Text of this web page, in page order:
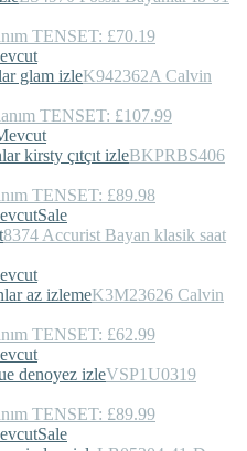
TENSET: £70.19
K942362A Calvin
TENSET: £107.99
BKPRBS406
TENSET: £89.98
Sale
8374 Accurist Bayan klasik saat
K3M23626 Calvin
TENSET: £62.99
VSP1U0319
TENSET: £89.99
Sale